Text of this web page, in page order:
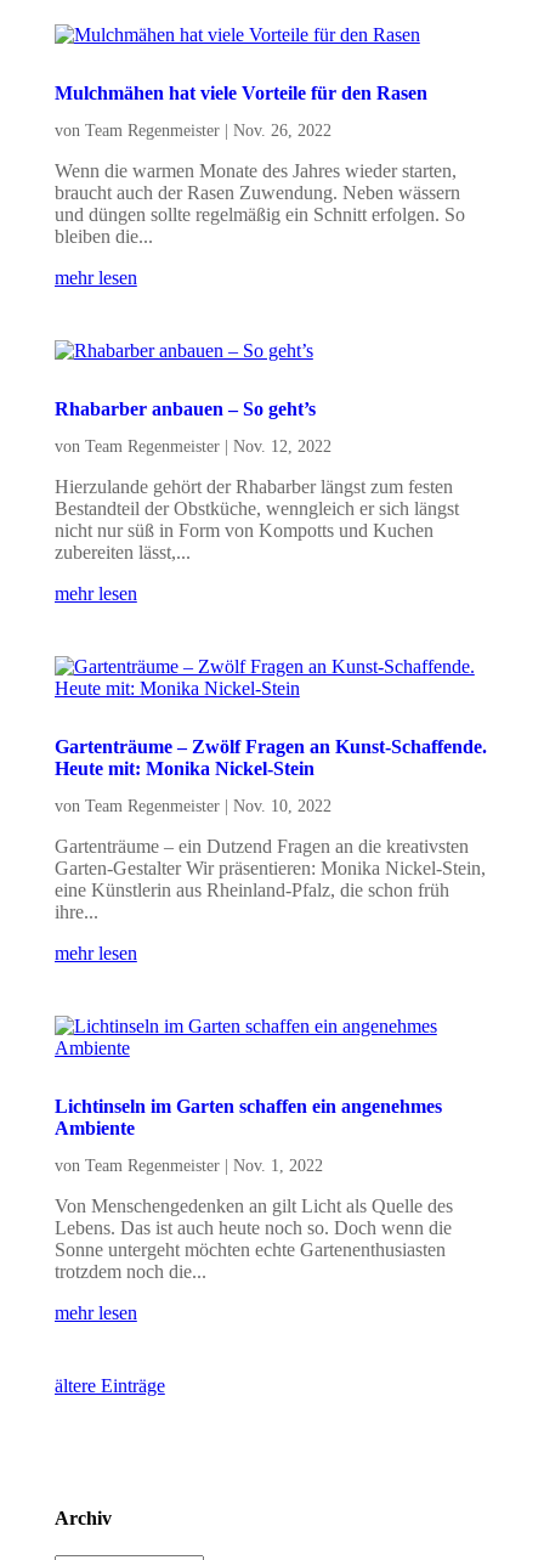
Mulchmähen hat viele Vorteile für den Rasen
von Team Regenmeister| Nov. 26, 2022
Wenn die warmen Monate des Jahres wieder starten,
braucht auch der Rasen Zuwendung. Neben wässern
und düngen sollte regelmäßig ein Schnitt erfolgen. So
bleiben die...
mehr lesen
Rhabarber anbauen – So geht’s
von Team Regenmeister| Nov. 12, 2022
Hierzulande gehört der Rhabarber längst zum festen
Bestandteil der Obstküche, wenngleich er sich längst
nicht nur süß in Form von Kompotts und Kuchen
zubereiten lässt,...
mehr lesen
Gartenträume – Zwölf Fragen an Kunst-Schaffende.
Heute mit: Monika Nickel-Stein
von Team Regenmeister| Nov. 10, 2022
Gartenträume – ein Dutzend Fragen an die kreativsten
Garten-Gestalter Wir präsentieren: Monika Nickel-Stein,
eine Künstlerin aus Rheinland-Pfalz, die schon früh
ihre...
mehr lesen
Lichtinseln im Garten schaffen ein angenehmes
Ambiente
von Team Regenmeister| Nov. 1, 2022
Von Menschengedenken an gilt Licht als Quelle des
Lebens. Das ist auch heute noch so. Doch wenn die
Sonne untergeht möchten echte Gartenenthusiasten
trotzdem noch die...
mehr lesen
ältere Einträge
Archiv